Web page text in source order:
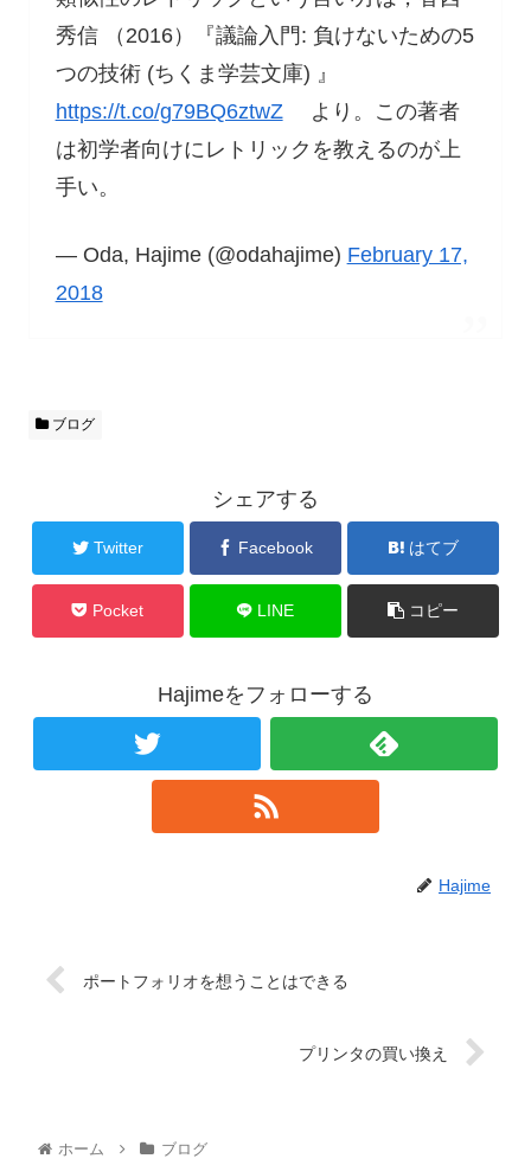
秀信 （2016）『議論入門: 負けないための5
つの技術 (ちくま学芸文庫) 』
https://t.co/g79BQ6ztwZより。この著者
は初学者向けにレトリックを教えるのが上
手い。
— Oda, Hajime (@odahajime) February 17,
2018
ブログ
シェアする
Twitter Facebook はてブ
Pocket LINE コピー
Hajimeをフォローする
Hajime
ポートフォリオを想うことはできる
プリンタの買い換え
ホーム ブログ